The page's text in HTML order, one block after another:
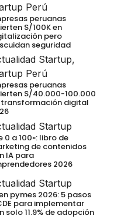
Perú
peruanas
S/100K en
pero
seguridad
Startup,
Perú
peruanas
S/40.000-100.000
transformación digital
Startup
0 a 100»: libro de
de contenidos
IA para
2026
Startup
pymes 2026: 5 pasos
para implementar
solo 11.9% de adopción